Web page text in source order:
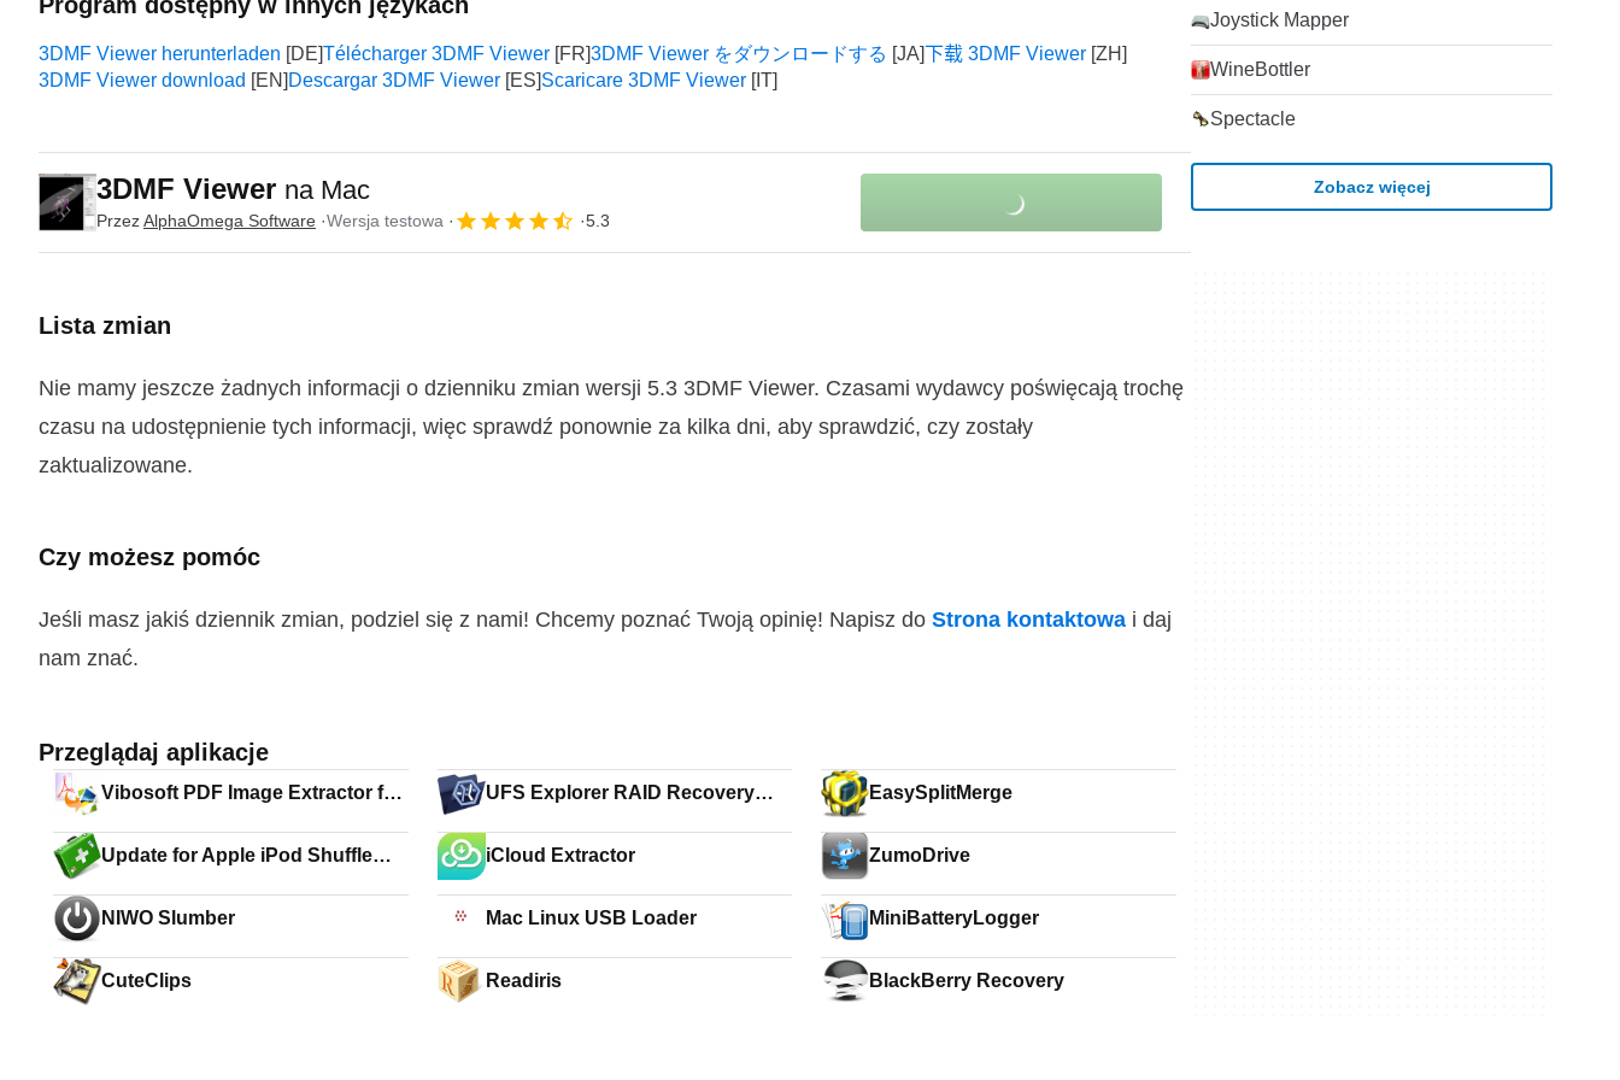
3DMF Viewer herunterladen Télécharger 3DMF Viewer 3DMF Viewer をダウンロードする
下载 3DMF Viewer
3DMF Viewer download
Descargar 3DMF Viewer Scaricare 3DMF Viewer
3DMF Viewer na Mac
PrzezAlphaOmega Software Wersja testowa 5.3
Lista zmian
Nie mamy jeszcze żadnych informacji o dzienniku zmian wersji 5.3 3DMF Viewer. Czasami wydawcy poświęcają trochę
czasu na udostępnienie tych informacji, więc sprawdź ponownie za kilka dni, aby sprawdzić, czy zostały
zaktualizowane.
Czy możesz pomóc
Jeśli masz jakiś dziennik zmian, podziel się z nami! Chcemy poznać Twoją opinię! Napisz do Strona kontaktowa i daj
nam znać.
Przeglądaj aplikacje
Vibosoft PDF Image Extractor for
UFS Explorer RAID Recovery
EasySplitMerge
Update for Apple iPod Shuffle
iCloud Extractor ZumoDrive
NIWO Slumber Mac Linux USB Loader MiniBatteryLogger
CuteClips Readiris BlackBerry Recovery
Joystick Mapper
WineBottler
Spectacle
Zobacz więcej